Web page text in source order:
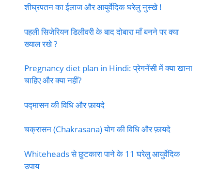
शीघ्रपतन का ईलाज और आयुर्वेदिक घरेलु नुस्खे !
पहली सिजेरियन डिलीवरी के बाद दोबारा माँ बनने पर क्या
ख्याल रखे ?
Pregnancy diet plan in Hindi: प्रेगनेंसी में क्या खाना
चाहिए और क्या नहीं?
पद्मासन की विधि और फ़ायदे
चक्रासन (Chakrasana) योग की विधि और फ़ायदे
Whiteheads से छुटकारा पाने के 11 घरेलु आयुर्वेदिक
उपाय